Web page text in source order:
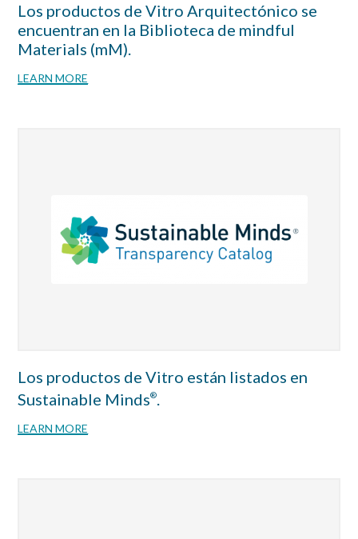
Los productos de Vitro Arquitectónico se
encuentran en la Biblioteca de mindful
Materials (mM).
LEARN MORE
Los productos de Vitro están listados en
Sustainable Minds®.
LEARN MORE